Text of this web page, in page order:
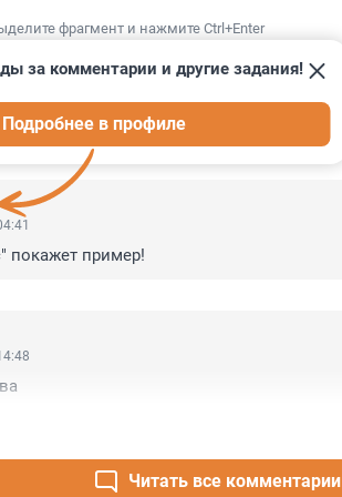
фрагмент и нажмите Ctrl+Enter
39
за комментарии и другие задания!
Подробнее в профиле
покажет пример!
Читать все комментарии